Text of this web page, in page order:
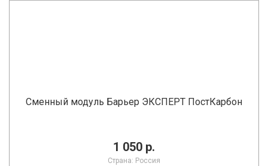
Сменный модуль Барьер ЭКСПЕРТ ПостКарбон
1 050 р.
Страна: Россия